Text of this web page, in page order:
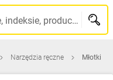
Szukaj po nazwie, indeksie, producencie, kodzie kreskowym...
Narzędzia ręczne Młotki